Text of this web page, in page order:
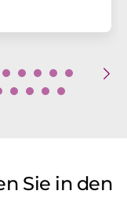
Sie in den